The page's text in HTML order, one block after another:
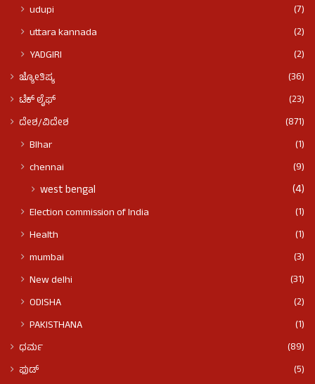
udupi
(7)
uttara kannada
(2)
YADGIRI
(2)
ಜ್ಯೋತಿಷ್ಯ
(36)
ಟೆಕ್ ಲೈಫ್
(23)
ದೇಶ/ವಿದೇಶ
(871)
BIhar
(1)
chennai
(9)
west bengal (4)
Election commission of India
(1)
Health
(1)
mumbai
(3)
New delhi
(31)
ODISHA
(2)
PAKISTHANA
(1)
ಧರ್ಮ
(89)
ಫುಡ್​​
(5)